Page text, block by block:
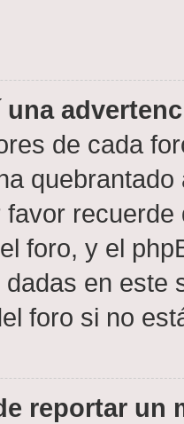
de cada
foro, y el
en este
foro si no
reportar un